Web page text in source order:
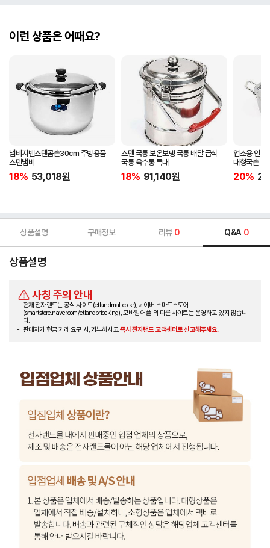
이런 상품은 어때요?
냄비지벤스텐곰솥30cm 주방용품
스텐냄비
18% 53,018원
스텐 국통 보온보냉 국통 배달 급식
국통 육수통 특대
18% 91,140원
업소용 인덕
대형국솥
20%
상품설명 구매정보 리뷰 0 Q&A 0
상품설명
사칭 주의 안내
현재 전자랜드는 공식 사이트(etlandmall.co.kr), 네이버 스마트스토어
(smartstore.naver.com/etlandpriceking), 모바일 어플 외 다른 사이트는 운영하고 있지 않습니
다.
판매자가 현금 거래 요구 시, 거부하시고즉시 전자랜드 고객센터로 신고해주세요.